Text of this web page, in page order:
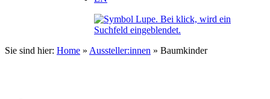
Sie sind hier: Home » Aussteller:innen » Baumkinder